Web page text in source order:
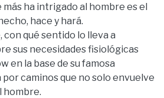
ha intrigado al hombre es el
hace y hará.
con qué sentido lo lleva a
sus necesidades fisiológicas
en la base de su famosa
por caminos que no solo envuelve
hombre.